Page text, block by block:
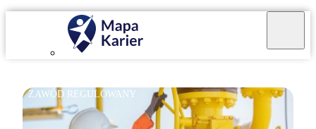
ZAWÓD REGULOWANY